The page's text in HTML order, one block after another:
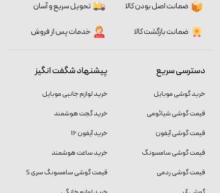
ضمانت اصل بودن کالا تحویل سریع و آسان
ضمانت بازگشت کالا خدمات پس از فروش
دسترسی سریع
خرید گوشی موبایل
قیمت گوشی شیائومی
قیمت گوشی آیفون
قیمت گوشی سامسونگ
قیمت گوشی ردمی
پیشنهاد شگفت انگیز
خرید لوازم جانبی موبایل
خرید گجت هوشمند
خرید آیفون 16
خرید ساعت هوشمند
قیمت گوشی سامسونگ سری S